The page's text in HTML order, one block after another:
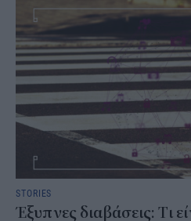
STORIES
Έξυπνες διαβάσεις: Tι